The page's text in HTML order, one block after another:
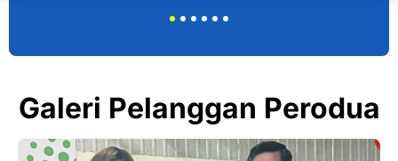
Galeri Pelanggan Perodua